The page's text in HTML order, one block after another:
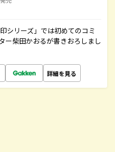
シリーズ」では初めてのコミ
ー柴田かおるが書きおろしまし
詳細を見る